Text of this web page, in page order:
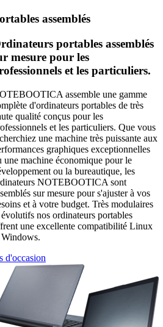
assemblés
portables assemblés
mesure pour les
et les particuliers.
assemble une gamme
d'ordinateurs portables de très
qualité conçus pour les
et les particuliers. Que vous
une machine très puissante aux
graphiques exceptionnelles
une machine économique pour le
ou la bureautique, les
NOTEBOOTICA sont
sur mesure pour s'ajuster à vos
et à votre budget. Très modulaires
nos ordinateurs portables
une excellente compatibilité Linux
Windows.
d'occasion